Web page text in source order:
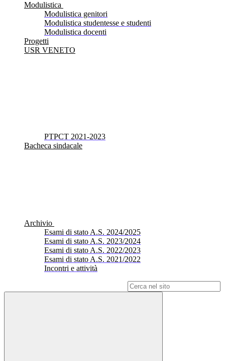
Modulistica
Modulistica genitori
Modulistica studentesse e studenti
Modulistica docenti
Progetti
USR VENETO
PTPCT 2021-2023
Bacheca sindacale
Archivio
Esami di stato A.S. 2024/2025
Esami di stato A.S. 2023/2024
Esami di stato A.S. 2022/2023
Esami di stato A.S. 2021/2022
Incontri e attività